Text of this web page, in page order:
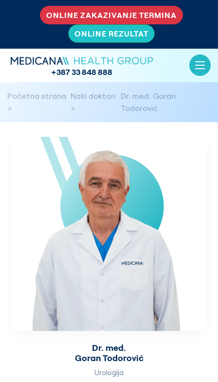
ONLINE ZAKAZIVANJE TERMINA
ONLINE REZULTAT
+387 33 848 888
Početna strana Naši doktori Dr. med. Goran
Todorović
Dr. med.
Goran Todorović
Urologija